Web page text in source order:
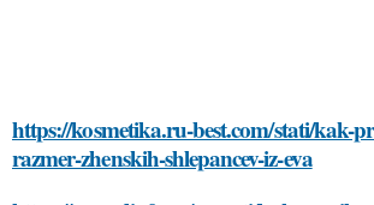
https://kosmetika.ru-best.com/stati/kak-
razmer-zhenskih-shlepancev-iz-eva